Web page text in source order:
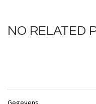
NO RELATED